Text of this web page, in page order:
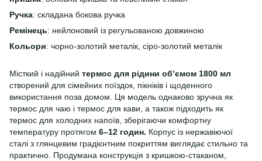
Ручка: складана бокова ручка
Ремінець: нейлоновий із регульованою довжиною
Кольори: чорно-золотий металік, сіро-золотий металік
Місткий і надійний термос для рідини об’ємом 1800 мл
створений для сімейних поїздок, пікніків і щоденного
використання поза домом. Ця модель однаково зручна як
термос для чаю і термос для кави, а також підходить як
термос для холодних напоїв, зберігаючи комфортну
температуру протягом 6–12 годин. Корпус із нержавіючої
сталі з глянцевим градієнтним покриттям виглядає стильно та
практично. Продумана конструкція з кришкою-стаканом,